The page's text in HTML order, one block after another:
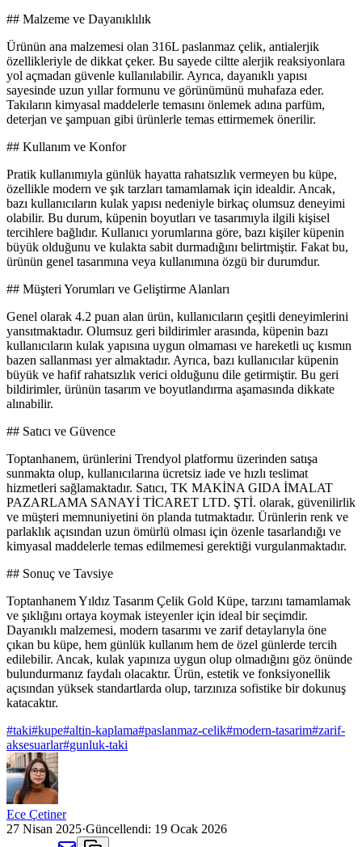
## Malzeme ve Dayanıklılık
Ürünün ana malzemesi olan 316L paslanmaz çelik, antialerjik
özellikleriyle de dikkat çeker. Bu sayede ciltte alerjik reaksiyonlara
yol açmadan güvenle kullanılabilir. Ayrıca, dayanıklı yapısı
sayesinde uzun yıllar formunu ve görünümünü muhafaza eder.
Takıların kimyasal maddelerle temasını önlemek adına parfüm,
deterjan ve şampuan gibi ürünlerle temas ettirmemek önerilir.
## Kullanım ve Konfor
Pratik kullanımıyla günlük hayatta rahatsızlık vermeyen bu küpe,
özellikle modern ve şık tarzları tamamlamak için idealdir. Ancak,
bazı kullanıcıların kulak yapısı nedeniyle birkaç olumsuz deneyimi
olabilir. Bu durum, küpenin boyutları ve tasarımıyla ilgili kişisel
tercihlere bağlıdır. Kullanıcı yorumlarına göre, bazı kişiler küpenin
büyük olduğunu ve kulakta sabit durmadığını belirtmiştir. Fakat bu,
ürünün genel tasarımına veya kullanımına özgü bir durumdur.
## Müşteri Yorumları ve Geliştirme Alanları
Genel olarak 4.2 puan alan ürün, kullanıcıların çeşitli deneyimlerini
yansıtmaktadır. Olumsuz geri bildirimler arasında, küpenin bazı
kullanıcıların kulak yapısına uygun olmaması ve hareketli uç kısmın
bazen sallanması yer almaktadır. Ayrıca, bazı kullanıcılar küpenin
büyük ve hafif rahatsızlık verici olduğunu dile getirmiştir. Bu geri
bildirimler, ürünün tasarım ve boyutlandırma aşamasında dikkate
alınabilir.
## Satıcı ve Güvence
Toptanhanem, ürünlerini Trendyol platformu üzerinden satışa
sunmakta olup, kullanıcılarına ücretsiz iade ve hızlı teslimat
hizmetleri sağlamaktadır. Satıcı, TK MAKİNA GIDA İMALAT
PAZARLAMA SANAYİ TİCARET LTD. ŞTİ. olarak, güvenilirlik
ve müşteri memnuniyetini ön planda tutmaktadır. Ürünlerin renk ve
parlaklık açısından uzun ömürlü olması için özenle tasarlandığı ve
kimyasal maddelerle temas edilmemesi gerektiği vurgulanmaktadır.
## Sonuç ve Tavsiye
Toptanhanem Yıldız Tasarım Çelik Gold Küpe, tarzını tamamlamak
ve şıklığını ortaya koymak isteyenler için ideal bir seçimdir.
Dayanıklı malzemesi, modern tasarımı ve zarif detaylarıyla öne
çıkan bu küpe, hem günlük kullanım hem de özel günlerde tercih
edilebilir. Ancak, kulak yapınıza uygun olup olmadığını göz önünde
bulundurmanız faydalı olacaktır. Ürün, estetik ve fonksiyonellik
açısından yüksek standartlarda olup, tarzınıza sofistike bir dokunuş
katacaktır.
#taki#kupe#altin-kaplama#paslanmaz-celik#modern-tasarim#zarif-
aksesuarlar#gunluk-taki
Ece Çetiner
27 Nisan 2025·Güncellendi: 19 Ocak 2026